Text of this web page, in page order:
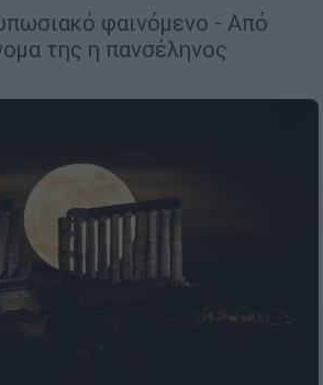
φαινόμενο - Από
της η πανσέληνος